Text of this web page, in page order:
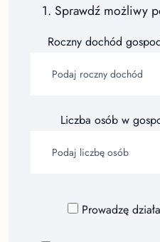
1. Sprawdź możliwy
Roczny dochód
Liczba osób w
Prowadzę